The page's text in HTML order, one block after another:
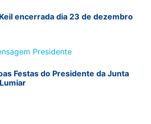
encerrada dia 23 de dezembro
Festas do Presidente da Junta